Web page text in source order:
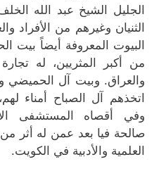
الجليل الشيخ عبد الله
الثنيان وغيرهم من الأفراد
البيوت المعروفة أيضاً بيت
من أكبر المثريين، له
والعراق. وبيت آل الحميضي
اتخذهم آل الصباح أمناء
وفي أقصاه المستشفى
صالحة فيا بعد عمن له أثر
العلمية والأدبية في الكويت.